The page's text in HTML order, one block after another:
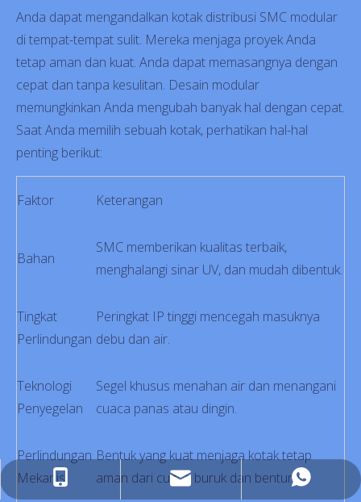
Anda dapat mengandalkan kotak distribusi SMC modular
di tempat-tempat sulit. Mereka menjaga proyek Anda
tetap aman dan kuat. Anda dapat memasangnya dengan
cepat dan tanpa kesulitan. Desain modular
memungkinkan Anda mengubah banyak hal dengan cepat.
Saat Anda memilih sebuah kotak, perhatikan hal-hal
penting berikut:
Faktor Keterangan
Bahan
SMC memberikan kualitas terbaik,
menghalangi sinar UV, dan mudah dibentuk.
Tingkat
Perlindungan
Peringkat IP tinggi mencegah masuknya
debu dan air.
Teknologi
Penyegelan
Segel khusus menahan air dan menangani
cuaca panas atau dingin.
Perlindungan
Mekanis
Bentuk yang kuat menjaga kotak tetap
aman dari cuaca buruk dan benturan.
+86-180-6798-1129
penjualan@pino-electric.com
+86-180-6798-1129